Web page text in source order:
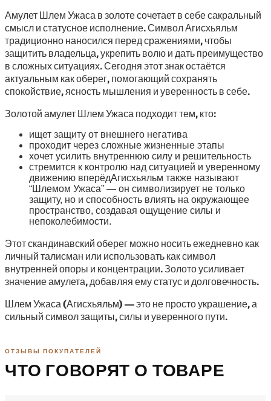
Амулет Шлем Ужаса в золоте сочетает в себе сакральный
смысл и статусное исполнение. Символ Агисхьяльм
традиционно наносился перед сражениями, чтобы
защитить владельца, укрепить волю и дать преимущество
в сложных ситуациях. Сегодня этот знак остаётся
актуальным как оберег, помогающий сохранять
спокойствие, ясность мышления и уверенность в себе.
Золотой амулет Шлем Ужаса подходит тем, кто:
ищет защиту от внешнего негатива
проходит через сложные жизненные этапы
хочет усилить внутреннюю силу и решительность
стремится к контролю над ситуацией и уверенному
движению вперёдАгисхьяльм также называют
“Шлемом Ужаса” — он символизирует не только
защиту, но и способность влиять на окружающее
пространство, создавая ощущение силы и
непоколебимости.
Этот скандинавский оберег можно носить ежедневно как
личный талисман или использовать как символ
внутренней опоры и концентрации. Золото усиливает
значение амулета, добавляя ему статус и долговечность.
Шлем Ужаса (Агисхьяльм) — это не просто украшение, а
сильный символ защиты, силы и уверенного пути.
ОТЗЫВЫ ПОКУПАТЕЛЕЙ
ЧТО ГОВОРЯТ О ТОВАРЕ